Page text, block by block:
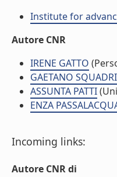
Institute for
Autore CNR
IRENE GATTO
GAETANO
ASSUNTA PATTI
ENZA
Incoming links:
Autore CNR di